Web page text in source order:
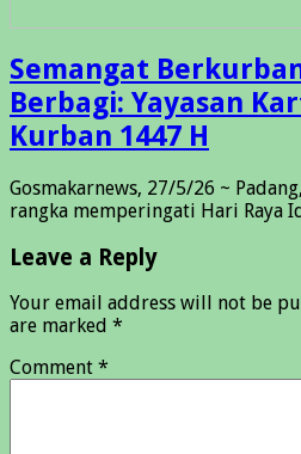
Semangat
Berbagi: Yayasan
Kurban 1447 H
Gosmakarnews, 27/5/26 ~
rangka memperingati Hari Raya
Leave a Reply
Your email address will not be
are marked *
Comment *